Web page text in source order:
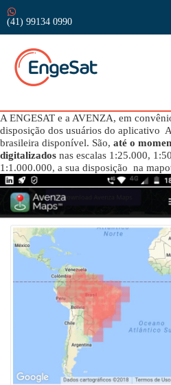
(41) 99134 0990
A ENGESAT e a AVENZA, em
disposição dos usuários do aplicativo
brasileira disponível. São, até o
digitalizados nas escalas 1:25.000,
1:1.000.000, a sua disposição na